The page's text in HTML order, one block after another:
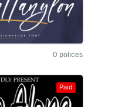
0 polices
Paid